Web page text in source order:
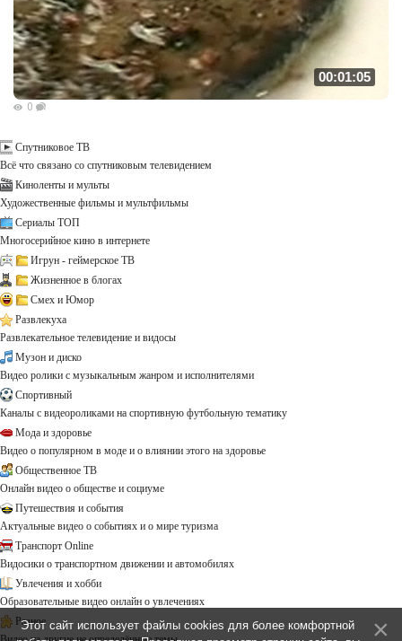
00:01:05
0
Спутниковое ТВ
Всё что связано со спутниковым телевидением
Киноленты и мульты
Художественные фильмы и мультфильмы
Сериалы ТОП
Многосерийное кино в интернете
Игрун - геймерское ТВ
Жизненное в блогах
Смех и Юмор
Развлекуха
Развлекательное телевидение и видосы
Музон и диско
Видео ролики с музыкальным жанром и исполнителями
Спортивный
Каналы с видеороликами на спортивную футбольную тематику
Мода и здоровье
Видео о популярном в моде и о влиянии этого на здоровье
Общественное ТВ
Онлайн видео о обществе и социуме
Путешествия и события
Актуальные видео о событиях и о мире туризма
Транспорт Online
Видосики о транспортном движении и автомобилях
Увлечения и хобби
Образовательные видео онлайн о увлечениях
Разное
Этот сайт использует файлы cookies для более комфортной